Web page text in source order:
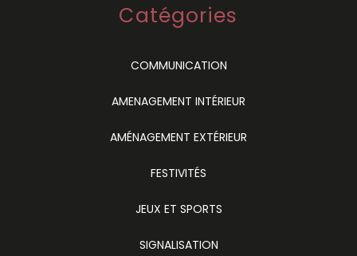
Catégories
COMMUNICATION
AMENAGEMENT INTÉRIEUR
AMÉNAGEMENT EXTÉRIEUR
FESTIVITÉS
JEUX ET SPORTS
SIGNALISATION